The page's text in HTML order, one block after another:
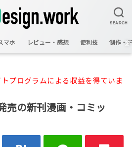
SEARCH
マホ レビュー・感想 便利技 制作・
プログラムによる収益を得ていま
売の新刊漫画・コミッ